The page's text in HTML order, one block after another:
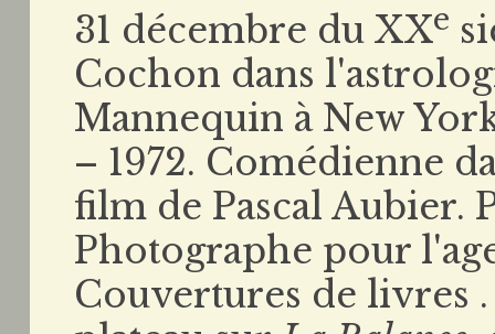
31 décembre du XXe
Cochon dans
Mannequin à New
– 1972. Comédienne
film de Pascal Aubier.
Photographe pour
Couvertures de livres